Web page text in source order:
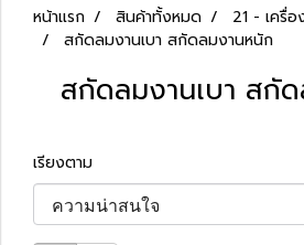
หน้าแรก สินค้าทั้งหมด
21 - เครื่
สกัดลมงานเบา สกัดลมงานหนัก
สกัดลมงานเบา สกั
เรียงตาม